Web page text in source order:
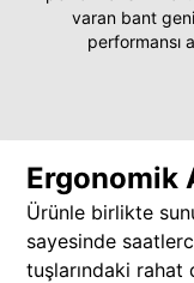
varan bant
performansı
Ergonomik
Ürünle birlikte
sayesinde
tuşlarındaki rahat